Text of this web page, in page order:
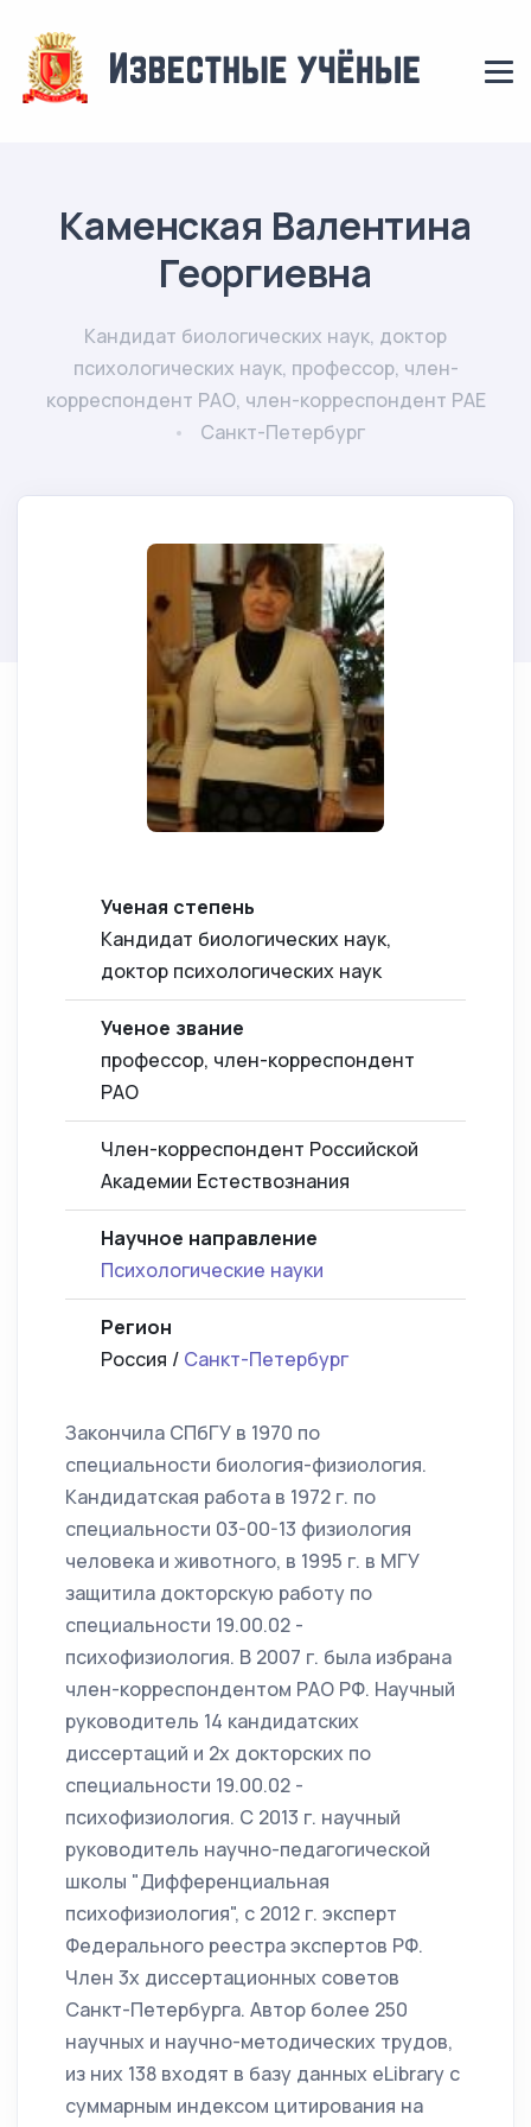
Каменская Валентина
Георгиевна
Кандидат биологических наук, доктор
психологических наук, профессор, член-
корреспондент РАО, член-корреспондент РАЕ
Санкт-Петербург
Ученая степень
Кандидат биологических наук,
доктор психологических наук
Ученое звание
профессор, член-корреспондент
РАО
Член-корреспондент Российской
Академии Естествознания
Научное направление
Психологические науки
Регион
Россия / Санкт-Петербург
Закончила СПбГУ в 1970 по
специальности биология-физиология.
Кандидатская работа в 1972 г. по
специальности 03-00-13 физиология
человека и животного, в 1995 г. в МГУ
защитила докторскую работу по
специальности 19.00.02 -
психофизиология. В 2007 г. была избрана
член-корреспондентом РАО РФ. Научный
руководитель 14 кандидатских
диссертаций и 2х докторских по
специальности 19.00.02 -
психофизиология. С 2013 г. научный
руководитель научно-педагогической
школы "Дифференциальная
психофизиология", с 2012 г. эксперт
Федерального реестра экспертов РФ.
Член 3х диссертационных советов
Санкт-Петербурга. Автор более 250
научных и научно-методических трудов,
из них 138 входят в базу данных eLibrary с
суммарным индексом цитирования на